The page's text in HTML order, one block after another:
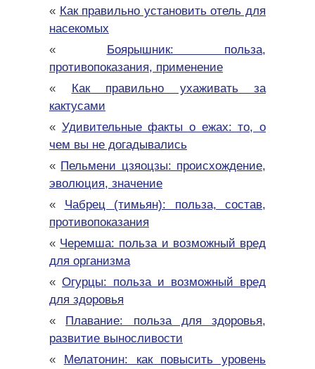
« Как правильно установить отель для
насекомых
« Боярышник: польза,
противопоказания, применение
« Как правильно ухаживать за
кактусами
« Удивительные факты о ежах: то, о
чем вы не догадывались
« Пельмени цзяоцзы: происхождение,
эволюция, значение
« Чабрец (тимьян): польза, состав,
противопоказания
« Черемша: польза и возможный вред
для организма
« Огурцы: польза и возможный вред
для здоровья
« Плавание: польза для здоровья,
развитие выносливости
« Мелатонин: как повысить уровень